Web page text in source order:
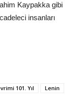
Kaypakka gibi
insanları
101. Yıl
Lenin